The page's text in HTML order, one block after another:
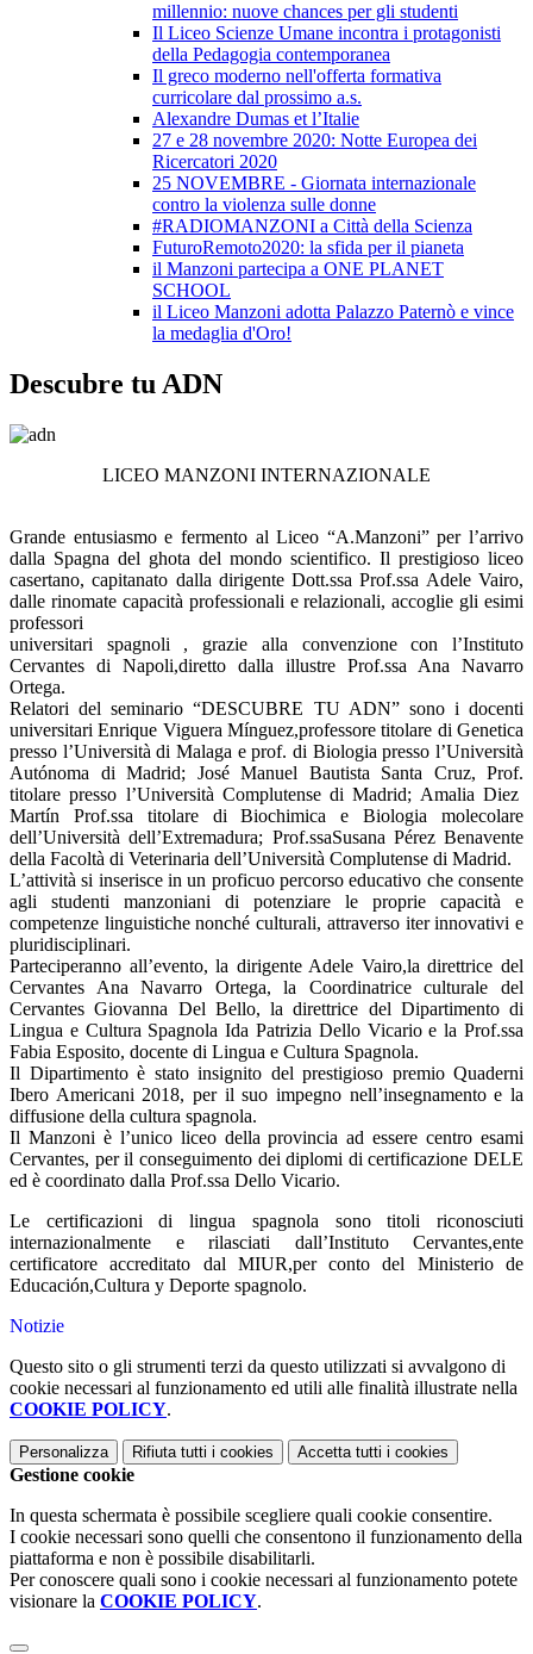
millennio: nuove chances per gli studenti
Il Liceo Scienze Umane incontra i protagonisti
della Pedagogia contemporanea
Il greco moderno nell'offerta formativa
curricolare dal prossimo a.s.
Alexandre Dumas et l’Italie
27 e 28 novembre 2020: Notte Europea dei
Ricercatori 2020
25 NOVEMBRE - Giornata internazionale
contro la violenza sulle donne
#RADIOMANZONI a Città della Scienza
FuturoRemoto2020: la sfida per il pianeta
il Manzoni partecipa a ONE PLANET
SCHOOL
il Liceo Manzoni adotta Palazzo Paternò e vince
la medaglia d'Oro!
Descubre tu ADN
LICEO MANZONI INTERNAZIONALE
Grande entusiasmo e fermento al Liceo “A.Manzoni” per l’arrivo
dalla Spagna del ghota del mondo scientifico. Il prestigioso liceo
casertano, capitanato dalla dirigente Dott.ssa Prof.ssa Adele Vairo,
dalle rinomate capacità professionali e relazionali, accoglie gli esimi
professori
universitari spagnoli , grazie alla convenzione con l’Instituto
Cervantes di Napoli,diretto dalla illustre Prof.ssa Ana Navarro
Ortega.
Relatori del seminario “DESCUBRE TU ADN” sono i docenti
universitari Enrique Viguera Mínguez,professore titolare di Genetica
presso l’Università di Malaga e prof. di Biologia presso l’Università
Autónoma di Madrid; José Manuel Bautista Santa Cruz, Prof.
titolare presso l’Università Complutense di Madrid; Amalia Diez
Martín Prof.ssa titolare di Biochimica e Biologia molecolare
dell’Università dell’Extremadura; Prof.ssaSusana Pérez Benavente
della Facoltà di Veterinaria dell’Università Complutense di Madrid.
L’attività si inserisce in un proficuo percorso educativo che consente
agli studenti manzoniani di potenziare le proprie capacità e
competenze linguistiche nonché culturali, attraverso iter innovativi e
pluridisciplinari.
Parteciperanno all’evento, la dirigente Adele Vairo,la direttrice del
Cervantes Ana Navarro Ortega, la Coordinatrice culturale del
Cervantes Giovanna Del Bello, la direttrice del Dipartimento di
Lingua e Cultura Spagnola Ida Patrizia Dello Vicario e la Prof.ssa
Fabia Esposito, docente di Lingua e Cultura Spagnola.
Il Dipartimento è stato insignito del prestigioso premio Quaderni
Ibero Americani 2018, per il suo impegno nell’insegnamento e la
diffusione della cultura spagnola.
Il Manzoni è l’unico liceo della provincia ad essere centro esami
Cervantes, per il conseguimento dei diplomi di certificazione DELE
ed è coordinato dalla Prof.ssa Dello Vicario.
Le certificazioni di lingua spagnola sono titoli riconosciuti
internazionalmente e rilasciati dall’Instituto Cervantes,ente
certificatore accreditato dal MIUR,per conto del Ministerio de
Educación,Cultura y Deporte spagnolo.
Notizie
Questo sito o gli strumenti terzi da questo utilizzati si avvalgono di
cookie necessari al funzionamento ed utili alle finalità illustrate nella
COOKIE POLICY.
Personalizza Rifiuta tutti i cookies Accetta tutti i cookies
Gestione cookie
In questa schermata è possibile scegliere quali cookie consentire.
I cookie necessari sono quelli che consentono il funzionamento della
piattaforma e non è possibile disabilitarli.
Per conoscere quali sono i cookie necessari al funzionamento potete
visionare la COOKIE POLICY.